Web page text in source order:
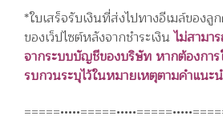
*ใบเสร็จรับเงินที่ส่งไปทางอีเมล์ของลู
ของเว็ปไซต์หลังจากชำระเงินไม่สามา
จากระบบบัญชีของบริษัท หากต้องการ
รบกวนระบุไว้ในหมายเหตุตามคำแนะ